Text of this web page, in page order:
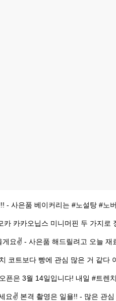
- 사은품 베이커리는 #노설탕 #노
카 카카오닙스 미니머핀 두 가지로
요✌ - 사은품 해드릴려고 오늘 재
코트보다 빵에 관심 많은 거 같다
픈은 3월 14일입니다! 내일 #트렌
요✌ 본격 촬영은 일욜!! - 많은 관심